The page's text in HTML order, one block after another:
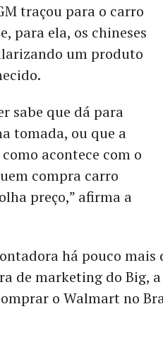
traçou para o carro
para ela, os chineses
um produto
sabe que dá para
tomada, ou que a
acontece com o
compra carro
preço,” afirma a
há pouco
de marketing do Big, a
o Walmart no